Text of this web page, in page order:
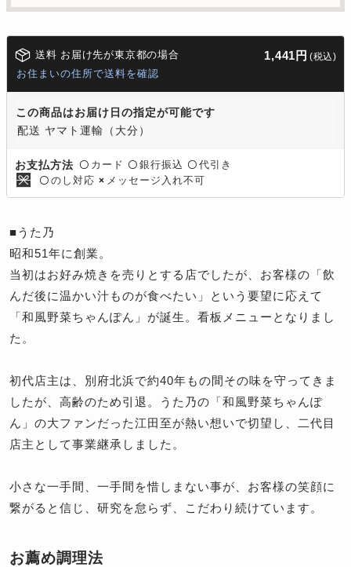
送料 お届け先が東京都の場合 1,441円 (税込)
お住まいの住所で送料を確認
この商品はお届け日の指定が可能です
配送 ヤマト運輸（大分）
お支払方法 〇 カード 〇 銀行振込 〇 代引き
〇 のし対応 × メッセージ入れ不可
■うた乃
昭和51年に創業。
当初はお好み焼きを売りとする店でしたが、お客様の「飲
んだ後に温かい汁ものが食べたい」という要望に応えて
「和風野菜ちゃんぽん」が誕生。看板メニューとなりまし
た。
初代店主は、別府北浜で約40年もの間その味を守ってきま
したが、高齢のため引退。うた乃の「和風野菜ちゃんぽ
ん」の大ファンだった江田至が熱い想いで切望し、二代目
店主として事業継承しました。
小さな一手間、一手間を惜しまない事が、お客様の笑顔に
繋がると信じ、研究を怠らず、こだわり続けています。
お薦め調理法